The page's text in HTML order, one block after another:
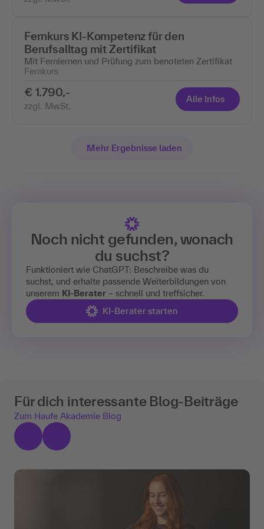
Fernkurs KI-Kompetenz für den
Berufsalltag mit Zertifikat
Mit Fernlernen und Prüfung zum benoteten Zertifikat
Fernkurs
€ 1.790,-
zzgl. MwSt.
Alle Infos
Mehr Ergebnisse laden
Noch nicht gefunden, wonach
du suchst?
Funktioniert wie ChatGPT: Beschreibe was du
suchst, und erhalte passende Weiterbildungen von
unserem KI-Berater – schnell und treffsicher.
KI-Berater starten
Für dich interessante Blog-Beiträge
Zum Haufe Akademie Blog